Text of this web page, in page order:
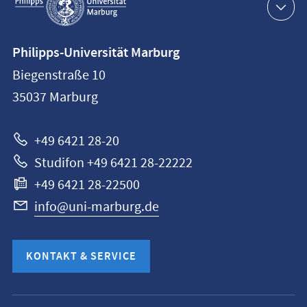
Navigation
Philipps-
Universität
Marburg
Philipps-Universität Marburg
Biegenstraße 10
35037 Marburg
+49 6421 28-20
Studifon +49 6421 28-22222
+49 6421 28-22500
info@uni-marburg.de
KONTAKT & SERVICE